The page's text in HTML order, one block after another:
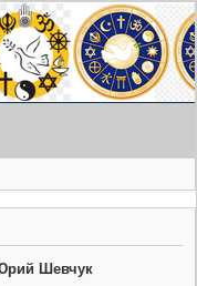
Шевчук